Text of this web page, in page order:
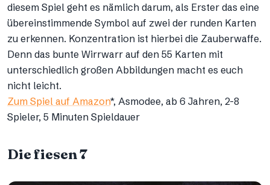
diesem Spiel geht es nämlich darum, als Erster das eine
übereinstimmende Symbol auf zwei der runden Karten
zu erkennen. Konzentration ist hierbei die Zauberwaffe.
Denn das bunte Wirrwarr auf den 55 Karten mit
unterschiedlich großen Abbildungen macht es euch
nicht leicht.
Zum Spiel auf Amazon*, Asmodee, ab 6 Jahren, 2-8
Spieler, 5 Minuten Spieldauer
Die fiesen 7